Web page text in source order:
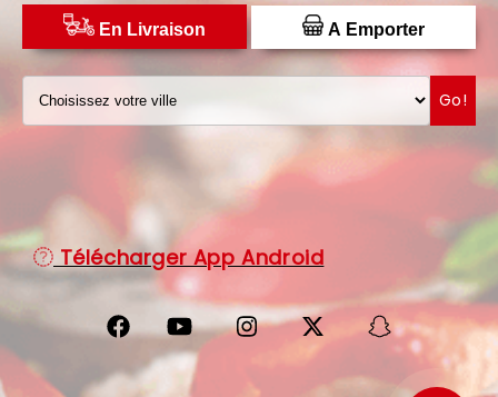
DISTRIBUTEUR DE PIZZAS
En Livraison A Emporter
Go!
Télécharger App Android